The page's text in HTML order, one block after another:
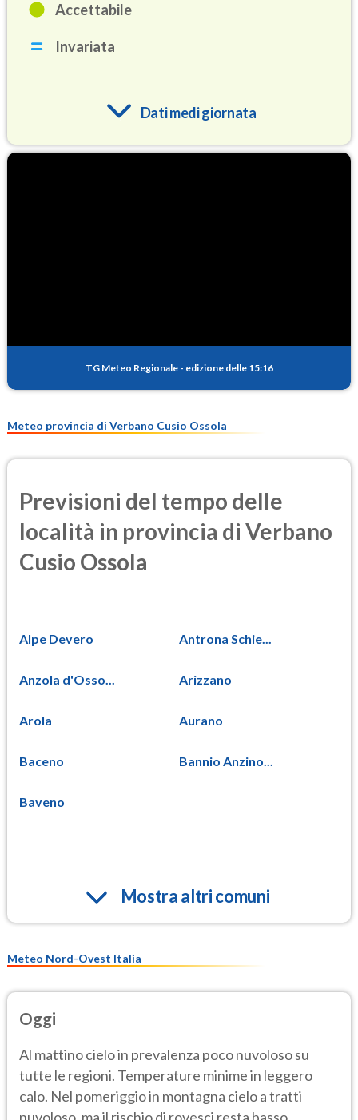
Accettabile
Invariata
Dati medi giornata
PM25
TG Meteo Regionale - edizione delle 15:16
Meteo provincia di Verbano Cusio Ossola
Previsioni del tempo delle
località in provincia di Verbano
Cusio Ossola
Alpe Devero Antrona Schie...
Anzola d'Osso... Arizzano
Arola Aurano
Baceno Bannio Anzino...
Baveno
Mostra altri comuni
Meteo Nord-Ovest Italia
Oggi
Al mattino cielo in prevalenza poco nuvoloso su
tutte le regioni. Temperature minime in leggero
calo. Nel pomeriggio in montagna cielo a tratti